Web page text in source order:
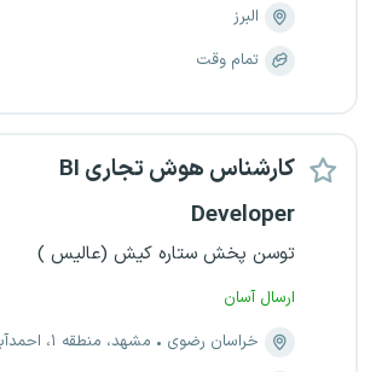
البرز
تمام وقت
کارشناس هوش تجاری BI
Developer
توسن پخش ستاره کیش (عالیس )
ارسال آسان
خراسان رضوی
مشهد، منطقه ۱، احمدآباد